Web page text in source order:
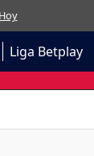
Liga Betplay